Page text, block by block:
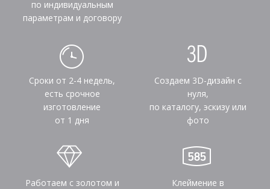
по индивидуальным
параметрам и договору
Сроки от 2-4 недель,
есть срочное
изготовление
от 1 дня
Создаем 3D-дизайн с
нуля,
по каталогу, эскизу или
фото
Работаем с золотом и
Клеймение в